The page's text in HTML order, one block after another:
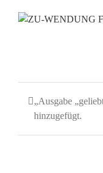
„Ausgabe
hinzugefügt.